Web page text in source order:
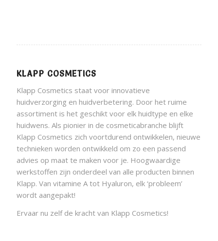
KLAPP COSMETICS
Klapp Cosmetics staat voor innovatieve
huidverzorging en huidverbetering. Door het ruime
assortiment is het geschikt voor elk huidtype en elke
huidwens. Als pionier in de cosmeticabranche blijft
Klapp Cosmetics zich voortdurend ontwikkelen, nieuwe
technieken worden ontwikkeld om zo een passend
advies op maat te maken voor je. Hoogwaardige
werkstoffen zijn onderdeel van alle producten binnen
Klapp. Van vitamine A tot Hyaluron, elk ‘probleem’
wordt aangepakt!
Ervaar nu zelf de kracht van Klapp Cosmetics!